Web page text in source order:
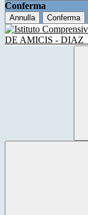
Conferma
Annulla Conferma
DE AMICIS - DIAZ